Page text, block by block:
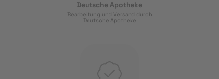
Deutsche Apotheke
Bearbeitung und Versand durch
Deutsche Apotheke